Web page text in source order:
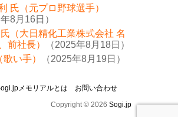
氏（元プロ野球選手）
8月16日）
（大日精化工業株式会社 名
前社長）
（2025年8月18日）
歌い手）
（2025年8月19日）
メモリアルとは
お問い合わせ
Copyright © 2026 Sogi.jp